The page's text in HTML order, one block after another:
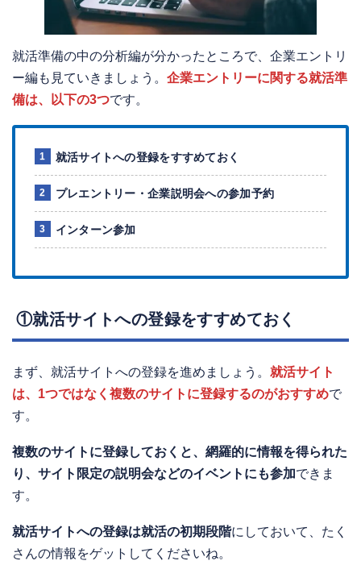
就活準備の中の分析編が分かったところで、企業エントリ
ー編も見ていきましょう。 企業エントリーに関する就活準
備は、以下の3つです。
就活サイトへの登録をすすめておく
プレエントリー・企業説明会への参加予約
インターン参加
①就活サイトへの登録をすすめておく
まず、就活サイトへの登録を進めましょう。 就活サイト
は、1つではなく複数のサイトに登録するのがおすすめで
す。
複数のサイトに登録しておくと、網羅的に情報を得られた
り、サイト限定の説明会などのイベントにも参加できま
す。
就活サイトへの登録は就活の初期段階にしておいて、たく
さんの情報をゲットしてくださいね。